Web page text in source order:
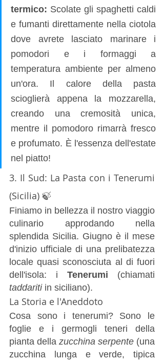
termico: Scolate gli spaghetti caldi
e fumanti direttamente nella ciotola
dove avrete lasciato marinare i
pomodori e i formaggi a
temperatura ambiente per almeno
un'ora. Il calore della pasta
scioglierà appena la mozzarella,
creando una cremosità unica,
mentre il pomodoro rimarrà fresco
e profumato. È l'essenza dell'estate
nel piatto!
3. Il Sud: La Pasta con i Tenerumi
(Sicilia) 🍃
Finiamo in bellezza il nostro viaggio
culinario approdando nella
splendida Sicilia. Giugno è il mese
d'inizio ufficiale di una prelibatezza
locale quasi sconosciuta al di fuori
dell'isola: i Tenerumi
taddariti in siciliano).
La Storia e l'Aneddoto
Cosa sono i tenerumi? Sono le
foglie e i germogli teneri della
pianta della zucchina serpente (una
zucchina lunga e verde, tipica